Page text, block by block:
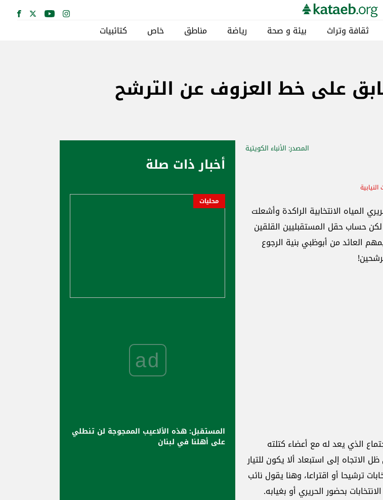
ثقافة وتراث بيئة و صحة رياضة مناطق خاص كتائبيات
على خط العزوف عن الترشح
المصدر: الأنباء الكويتية
النيابية
المياه الانتخابية الراكدة وأشعلت
حساب حقل المستقبليين القلقين
العائد من أبوظبي بنية الرجوع
الذي يعد له مع أعضاء كتلته
ظل الاتجاه إلى استبعاد ألا يكون للتيار
ترشيحا أو اقتراعا، وهنا يقول نائب
بحضور الحريري أو بغيابه.
أخبار ذات صلة
محليات
ad
المستقبل: هذه الألاعيب الممجوجة لن تنطلي
على أهلنا في لبنان